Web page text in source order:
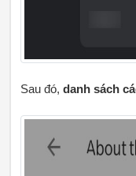
Sau đó, danh sách